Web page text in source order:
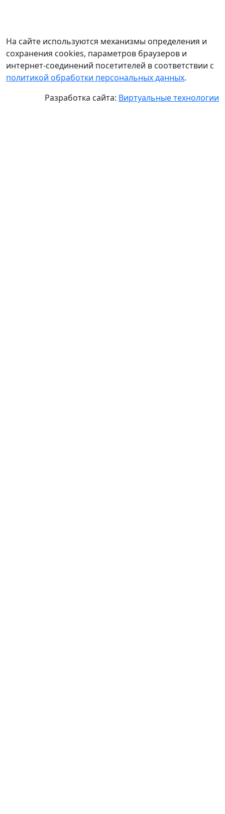
На сайте используются механизмы определения и
сохранения cookies, параметров браузеров и
интернет-соединений посетителей в соответствии с
политикой обработки персональных данных.
Разработка сайта: Виртуальные технологии